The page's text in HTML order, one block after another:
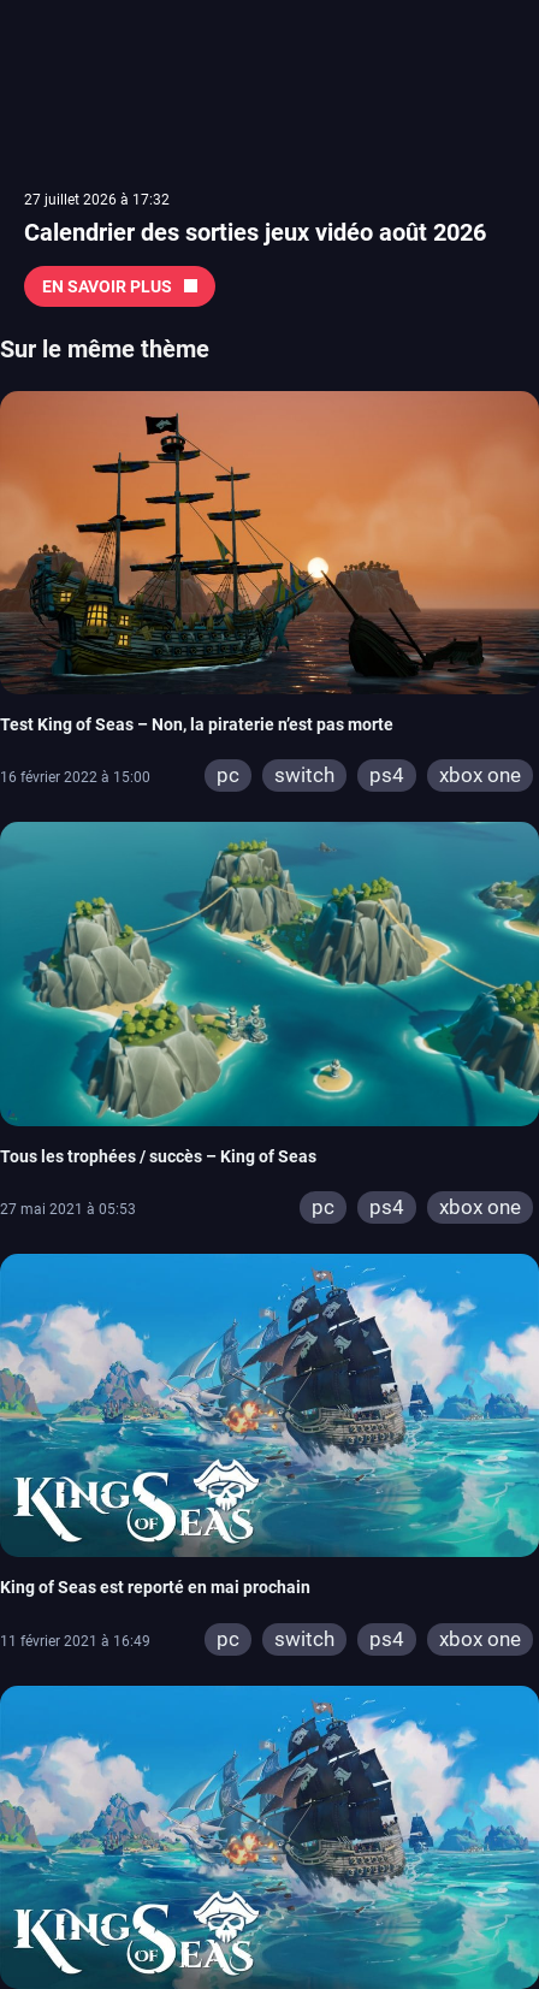
27 juillet 2026 à 17:32
Calendrier des sorties jeux vidéo août 2026
EN SAVOIR PLUS
Sur le même thème
Test King of Seas – Non, la piraterie n’est pas morte
16 février 2022 à 15:00 pc switch ps4 xbox one
Tous les trophées / succès – King of Seas
27 mai 2021 à 05:53 pc ps4 xbox one
King of Seas est reporté en mai prochain
11 février 2021 à 16:49 pc switch ps4 xbox one